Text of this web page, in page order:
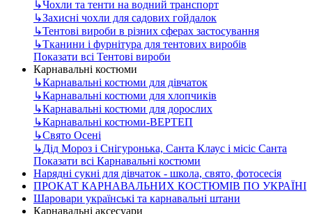
↳Чохли та тенти на водний транспорт
↳Захисні чохли для садових гойдалок
↳Тентові вироби в різних сферах застосування
↳Тканини і фурнітура для тентових виробів
Показати всі Тентові вироби
Карнавальні костюми
↳Карнавальні костюми для дівчаток
↳Карнавальні костюми для хлопчиків
↳Карнавальні костюми для дорослих
↳Карнавальні костюми-ВЕРТЕП
↳Свято Осені
↳Дід Мороз і Снігуронька, Санта Клаус і місіс Санта
Показати всі Карнавальні костюми
Нарядні сукні для дівчаток - школа, свято, фотосесія
ПРОКАТ КАРНАВАЛЬНИХ КОСТЮМІВ ПО УКРАЇНІ
Шаровари українські та карнавальні штани
Карнавальні аксесуари